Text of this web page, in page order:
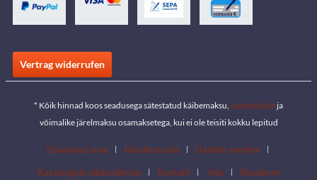
Vertrag widerrufen
* Kõik hinnad koos seadusega sätestatud käibemaksu, saatekulude ja
võimalike järelmaksu osamaksetega, kui ei ole teisiti kokku lepitud
Download area Händlersuche
Händler werden
Kataloogide allalaadimine
Kontakt Jobs Standorte